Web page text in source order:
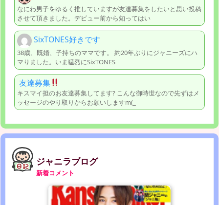
なにわ男子をゆるく推していますが友達募集をしたいと思い投稿
させて頂きました。デビュー前から知ってはい
SixTONES好きです
38歳、既婚、子持ちのママです。 約20年ぶりにジャニーズにハ
マりました。いま猛烈にSixTONES
友達募集
キスマイ担のお友達募集してます? こんな御時世なので先ずはメ
ッセージのやり取りからお願いしますm(_
ジャニラブログ
新着コメント